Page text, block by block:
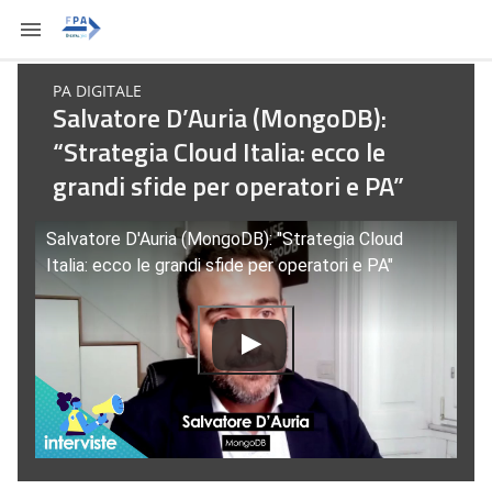
PA DIGITALE
Salvatore D’Auria (MongoDB):
“Strategia Cloud Italia: ecco le
grandi sfide per operatori e PA”
Salvatore D'Auria (MongoDB): "Strategia Cloud
Italia: ecco le grandi sfide per operatori e PA"